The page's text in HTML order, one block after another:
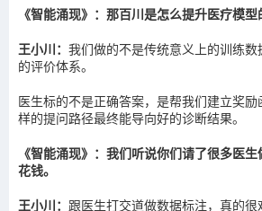
《智能涌现》：那百川是怎么提升医疗模型
王小川： 我们做的不是传统意义上的训练
的评价体系。
医生标的不是正确答案，是帮我们建立奖
样的提问路径最终能导向好的诊断结果。
《智能涌现》：我们听说你们请了很多医
花钱。
王小川： 跟医生打交道做数据标注，真的很